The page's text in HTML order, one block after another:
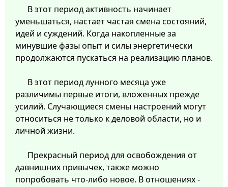
В этот период активность начинает
уменьшаться, настает частая смена состояний,
идей и суждений. Когда накопленные за
минувшие фазы опыт и силы энергетически
продолжаются пускаться на реализацию планов.
В этот период лунного месяца уже
различимы первые итоги, вложенных прежде
усилий. Случающиеся смены настроений могут
относиться не только к деловой области, но и
личной жизни.
Прекрасный период для освобождения от
давнишних привычек, также можно
попробовать что-либо новое. В отношениях -